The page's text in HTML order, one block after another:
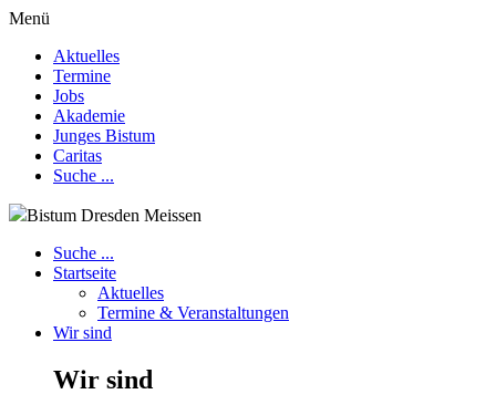
Menü
Aktuelles
Termine
Jobs
Akademie
Junges Bistum
Caritas
Suche ...
Bistum Dresden Meissen
Suche ...
Startseite
Aktuelles
Termine & Veranstaltungen
Wir sind
Wir sind